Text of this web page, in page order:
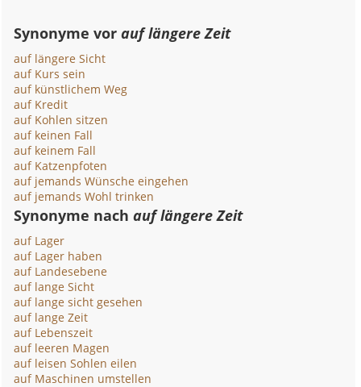
Synonyme vorauf längere Zeit
auf längere Sicht
auf Kurs sein
auf künstlichem Weg
auf Kredit
auf Kohlen sitzen
auf keinen Fall
auf keinem Fall
auf Katzenpfoten
auf jemands Wünsche eingehen
auf jemands Wohl trinken
Synonyme nachauf längere Zeit
auf Lager
auf Lager haben
auf Landesebene
auf lange Sicht
auf lange sicht gesehen
auf lange Zeit
auf Lebenszeit
auf leeren Magen
auf leisen Sohlen eilen
auf Maschinen umstellen